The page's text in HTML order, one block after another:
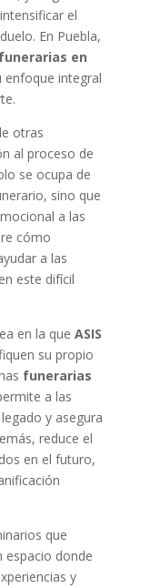
el
En Puebla,
funerarias en
enfoque integral
otras
al proceso de
se ocupa de
sino que
a las
cómo
a las
este difícil
en la que ASIS
su propio
funerarias
a las
y asegura
reduce el
en el futuro,
que
espacio donde
y